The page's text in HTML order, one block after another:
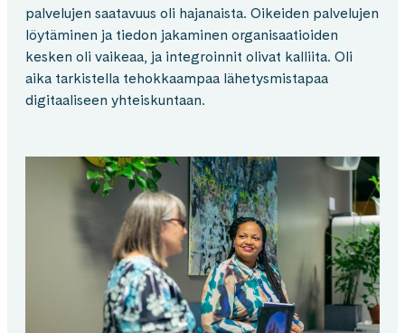
palvelujen saatavuus oli hajanaista. Oikeiden palvelujen
löytäminen ja tiedon jakaminen organisaatioiden
kesken oli vaikeaa, ja integroinnit olivat kalliita. Oli
aika tarkistella tehokkaampaa lähetysmistapaa
digitaaliseen yhteiskuntaan.